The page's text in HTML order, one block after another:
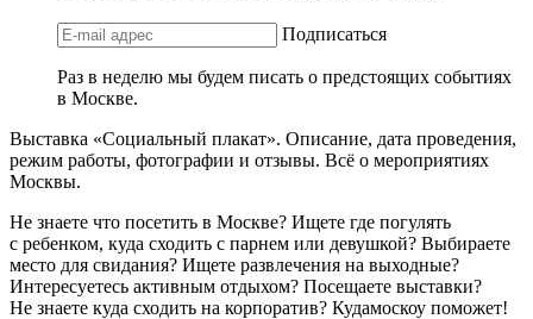
Подписаться
Раз в неделю мы будем писать о предстоящих событиях
в Москве.
Выставка «Социальный плакат». Описание, дата проведения,
режим работы, фотографии и отзывы. Всё о мероприятиях
Москвы.
Не знаете что посетить в Москве? Ищете где погулять
с ребенком, куда сходить с парнем или девушкой? Выбираете
место для свидания? Ищете развлечения на выходные?
Интересуетесь активным отдыхом? Посещаете выставки?
Не знаете куда сходить на корпоратив? Кудамоскоу поможет!